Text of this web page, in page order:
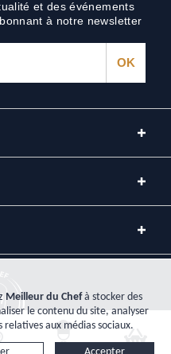
et des événements
à notre newsletter
- Tous droits réservés.
Meilleur du Chefà stocker des
le contenu du site, analyser
aux médias sociaux.